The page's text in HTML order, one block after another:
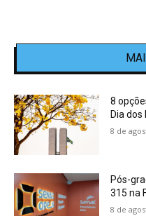
8
Dia
8 de
Pós-
315 na
8 de